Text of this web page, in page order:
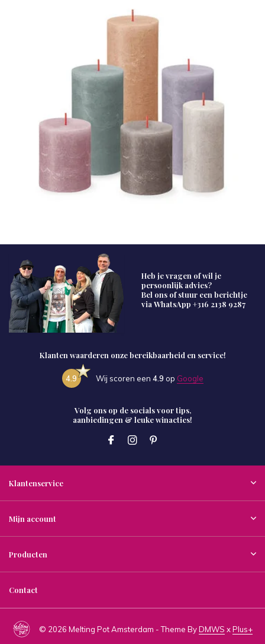
Heb je vragen of wil je
persoonlijk advies?
Bel ons of stuur een berichtje
via WhatsApp +316 2138 9287
Klanten waarderen onze bereikbaarheid en service!
4.9 Wij scoren een 4.9 op Google
Volg ons op de socials voor tips,
aanbiedingen & leuke winacties!
Klantenservice
Mijn account
Producten
Contact
© 2026 Melting Pot Amsterdam - Theme ByDMWS xPlus+